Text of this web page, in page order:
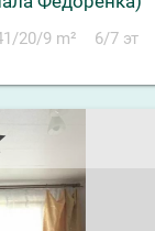
20/9 m² 6/7 эт